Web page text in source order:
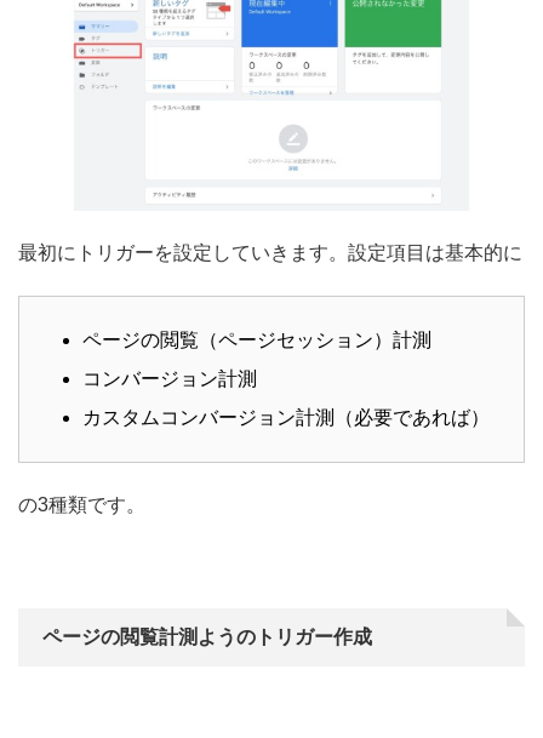
最初にトリガーを設定していきます。設定項目は基本的に
ページの閲覧（ページセッション）計測
コンバージョン計測
カスタムコンバージョン計測（必要であれば）
の3種類です。
ページの閲覧計測ようのトリガー作成